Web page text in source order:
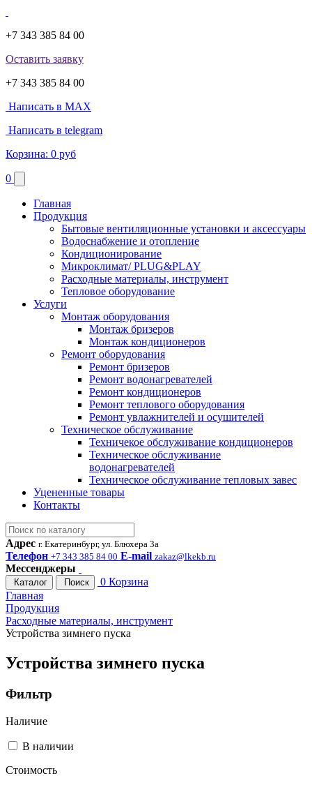
+7 343 385 84 00
Оставить заявку
+7 343 385 84 00
Написать в MAX
Написать в telegram
Корзина: 0 руб
0
Главная
Продукция
Бытовые вентиляционные установки и аксессуары
Водоснабжение и отопление
Кондиционирование
Микроклимат/ PLUG&PLAY
Расходные материалы, инструмент
Тепловое оборудование
Услуги
Монтаж оборудования
Монтаж бризеров
Монтаж кондиционеров
Ремонт оборудования
Ремонт бризеров
Ремонт водонагревателей
Ремонт кондиционеров
Ремонт теплового оборудования
Ремонт увлажнителей и осушителей
Техническое обслуживание
Техничекое обслуживание кондиционеров
Техническое обслуживание
водонагревателей
Техническое обслуживание тепловых завес
Уцененные товары
Контакты
Адрес г. Екатеринбург, ул. Блюхера 3а
Телефон +7 343 385 84 00 E-mail zakaz@lkekb.ru
Мессенджеры
Каталог Поиск 0 Корзина
Главная
Продукция
Расходные материалы, инструмент
Устройства зимнего пуска
Устройства зимнего пуска
Фильтр
Наличие
В наличии
Стоимость